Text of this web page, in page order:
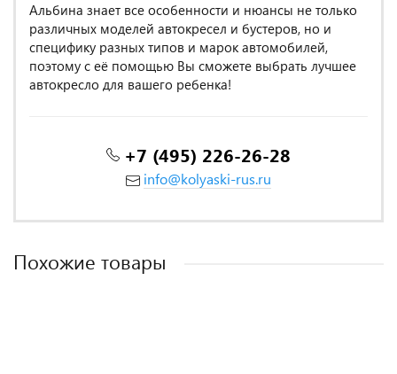
Альбина знает все особенности и нюансы не только
различных моделей автокресел и бустеров, но и
специфику разных типов и марок автомобилей,
поэтому с её помощью Вы сможете выбрать лучшее
автокресло для вашего ребенка!
+7 (495) 226-26-28
info@kolyaski-rus.ru
Похожие товары